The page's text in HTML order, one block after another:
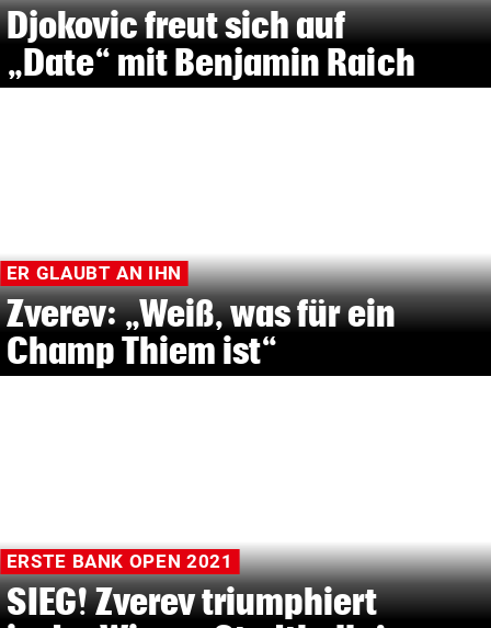
Djokovic freut sich auf
„Date“ mit Benjamin Raich
ER GLAUBT AN IHN
Zverev: „Weiß, was für ein
Champ Thiem ist“
ERSTE BANK OPEN 2021
SIEG! Zverev triumphiert